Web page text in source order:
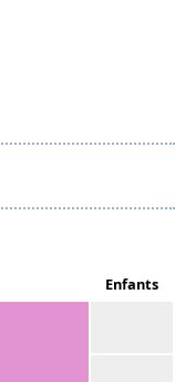
Enfants